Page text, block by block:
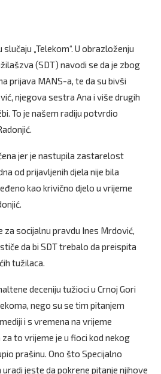
„Telekom“. U obrazloženju
(SDT) navodi se da je zbog
prijava MANS-a, te da su bivši
njegova sestra Ana i više drugih
To je našem radiju potvrdio
jer je nastupila zastarelost
od prijavljenih djela nije bila
kao krivično djelo u vrijeme
za socijalnu pravdu Ines Mrdović,
da bi SDT trebalo da preispita
tužilaca.
deceniju tužioci u Crnoj Gori
nego su se tim pitanjem
i s vremena na vrijeme
to vrijeme je u fioci kod nekog
prašinu. Ono što Specijalno
jeste da pokrene pitanje njihove